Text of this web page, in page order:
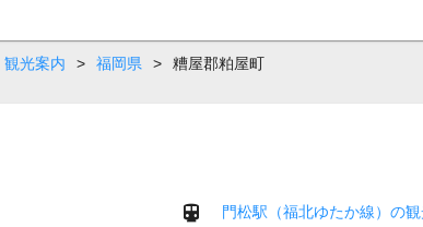
観光案内 > 福岡県 > 糟屋郡粕屋町
門松駅（福北ゆたか線）の